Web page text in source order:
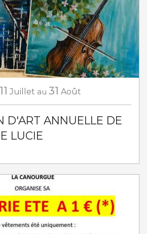
11 Juillet au 31 Août
D'ART ANNUELLE DE
LUCIE